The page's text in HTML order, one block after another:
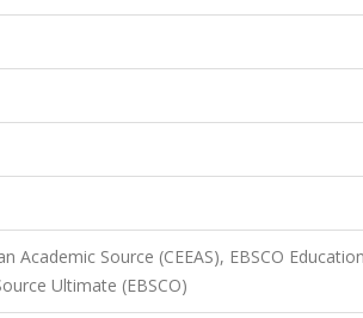
Academic Source (CEEAS), EBSCO
Ultimate (EBSCO)